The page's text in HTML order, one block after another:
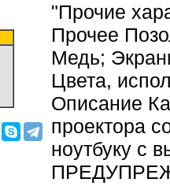
"Прочие
Прочее
Медь;
Цвета,
Описание
проектора
ноутбуку с